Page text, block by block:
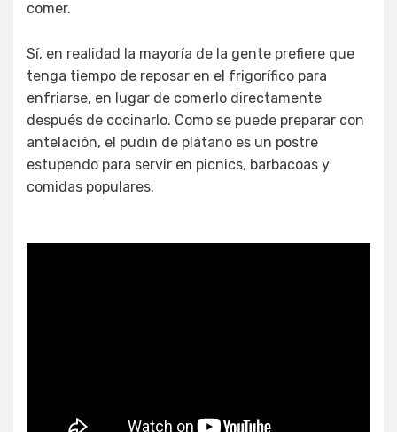
comer.
Sí, en realidad la mayoría de la gente prefiere que
tenga tiempo de reposar en el frigorífico para
enfriarse, en lugar de comerlo directamente
después de cocinarlo. Como se puede preparar con
antelación, el pudin de plátano es un postre
estupendo para servir en picnics, barbacoas y
comidas populares.